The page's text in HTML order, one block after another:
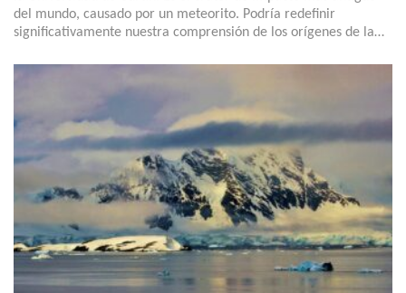
del mundo, causado por un meteorito. Podría redefinir
significativamente nuestra comprensión de los orígenes de la…